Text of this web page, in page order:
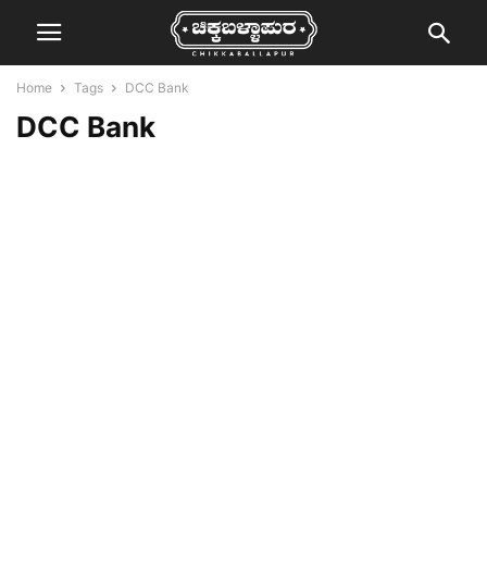
Home Tags DCC Bank
DCC Bank